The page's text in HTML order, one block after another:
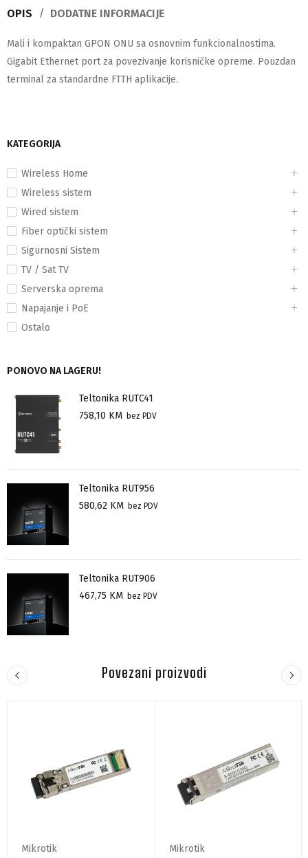
KATEGORIJA
Wireless Home
Wireless sistem
Wired sistem
Fiber optički sistem
Sigurnosni Sistem
TV / Sat TV
Serverska oprema
Napajanje i PoE
Ostalo
PONOVO NA LAGERU!
Teltonika RUTC41
758,10 KM bez PDV
Teltonika RUT956
580,62 KM bez PDV
Teltonika RUT906
467,75 KM bez PDV
OPIS DODATNE INFORMACIJE
Mali i kompaktan GPON ONU sa osnovnim funkcionalnostima.
Gigabit Ethernet port za povezivanje korisničke opreme. Pouzdan
terminal za standardne FTTH aplikacije.
Povezani proizvodi
Mikrotik
Mikrotik